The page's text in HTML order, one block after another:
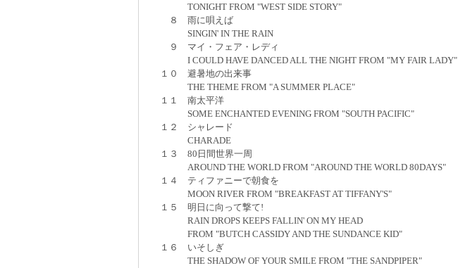
TONIGHT FROM "WEST SIDE STORY"
８ 雨に唄えば
SINGIN' IN THE RAIN
９ マイ・フェア・レディ
I COULD HAVE DANCED ALL THE NIGHT FROM "MY FAIR LADY"
１０ 避暑地の出来事
THE THEME FROM "A SUMMER PLACE"
１１ 南太平洋
SOME ENCHANTED EVENING FROM "SOUTH PACIFIC"
１２ シャレード
CHARADE
１３ 80日間世界一周
AROUND THE WORLD FROM "AROUND THE WORLD 80DAYS"
１４ ティファニーで朝食を
MOON RIVER FROM "BREAKFAST AT TIFFANY'S"
１５ 明日に向って撃て!
RAIN DROPS KEEPS FALLIN' ON MY HEAD
FROM "BUTCH CASSIDY AND THE SUNDANCE KID"
１６ いそしぎ
THE SHADOW OF YOUR SMILE FROM "THE SANDPIPER"